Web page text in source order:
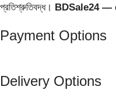
প্রতিশ্রুতিবদ্ধ। BDSale24 —
Payment Options
Delivery Options